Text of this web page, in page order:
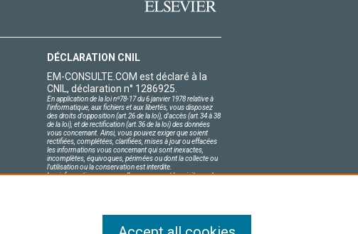
DÉCLARATION CNIL
EM-CONSULTE.COM est déclaré à la
CNIL, déclaration n° 1286925.
En application de la loi nº78-17 du 6 janvier 1978 relative à
l'informatique, aux fichiers et aux libertés, vous disposez
des droits d'opposition (art.26 de la loi), d'accès (art.34 à 38
de la loi), et de rectification (art.36 de la loi) des données
vous concernant. Ainsi, vous pouvez exiger que soient
rectifiées, complétées, clarifiées, mises à jour ou effacées
les informations vous concernant qui sont inexactes,
incomplètes, équivoques, périmées ou dont la collecte ou
l'utilisation ou la conservation est interdite.
Les informations personnelles concernant les visiteurs de